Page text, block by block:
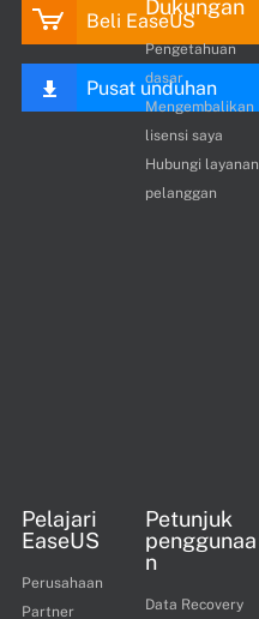
Beli EaseUS
Pusat unduhan
Dukungan
Pengetahuan
dasar
Mengembalikan
lisensi saya
Hubungi layanan
pelanggan
Pelajari
EaseUS
Perusahaan
Partner
Petunjuk
penggunaa
n
Data Recovery